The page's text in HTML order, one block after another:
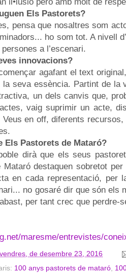
Els Pastorets?
pensa que nosaltres som
ho som tot. A nivell
a l’escenari.
innovacions?
agafant el text
seva essència. Partint de la
un dels canvis que,
vaig suprimir un acte,
en off, diferents
Els Pastorets de Mataró?
dirà que els seus
destaquen sobretot
en cada representació, per
no gosaré dir que són
per tant crec que perdre-
maresme/entrevistes/
de desembre 23, 2016
100 anys pastorets de mataró,